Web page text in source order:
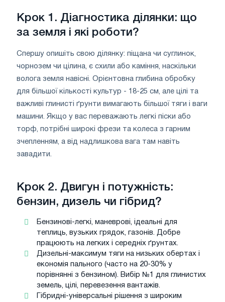
Крок 1. Діагностика ділянки: що
за земля і які роботи?
Спершу опишіть свою ділянку: піщана чи суглинок,
чорнозем чи цілина, є схили або каміння, наскільки
волога земля навісні. Орієнтовна глибина обробку
для більшої кількості культур - 18-25 см, але цілі та
важливі глинисті ґрунти вимагають більшої тяги і ваги
машини. Якщо у вас переважають легкі піски або
торф, потрібні широкі фрези та колеса з гарним
зчепленням, а від надлишкова вага там навіть
завадити.
Крок 2. Двигун і потужність:
бензин, дизель чи гібрид?
Бензинові-легкі, маневрові, ідеальні для
теплиць, вузьких грядок, газонів. Добре
працюють на легких і середніх ґрунтах.
Дизельні-максимум тяги на низьких обертах і
економія пального (часто на 20-30% у
порівнянні з бензином). Вибір №1 для глинистих
земель, цілі, перевезення вантажів.
Гібридні-універсальні рішення з широким